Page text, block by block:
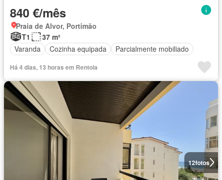
840 €/mês
Praia de Alvor, Portimão
T1
37 m²
Varanda
Cozinha equipada Parcialmente mobiliado
Há 4 dias, 13 horas em Rentola
12fotos